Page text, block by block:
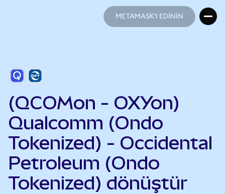
METAMASK'I EDİNİN
(QCOMon - OXYon)
Qualcomm (Ondo
Tokenized) - Occidental
Petroleum (Ondo
Tokenized) dönüştür